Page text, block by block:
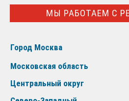
МЫ РАБОТАЕМ С
Город Москва
Московская область
Центральный округ